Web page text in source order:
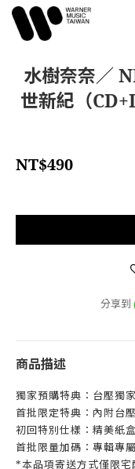
水樹奈奈／
世新紀（
NT$490
分享到
商品描述
獨家預購特典：台壓獨
首批限定特典：內附台
初回特別仕樣：精美紙
首批限量加碼：專輯專
*本品項寄送方式僅限宅